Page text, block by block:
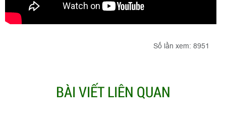
Số lần xem: 8951
BÀI VIẾT LIÊN QUAN